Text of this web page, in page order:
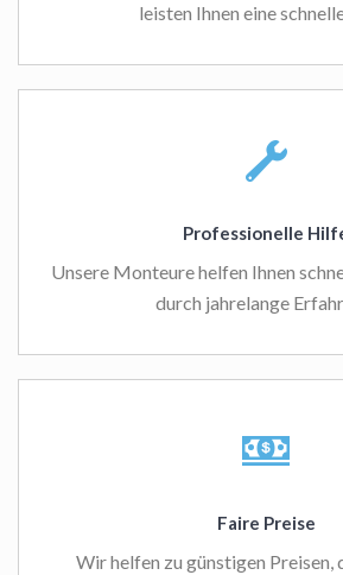
leisten Ihnen eine
Professionelle
Unsere Monteure helfen Ihnen
durch jahrelange
Faire Preise
Wir helfen zu günstigen Preisen,